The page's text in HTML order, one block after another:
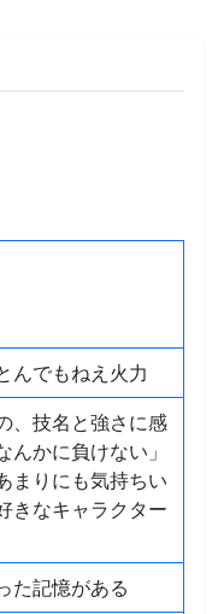
んでもねえ火力
、技名と強さに感
かに負けない」
まりにも気持ちい
きなキャラクター
た記憶がある